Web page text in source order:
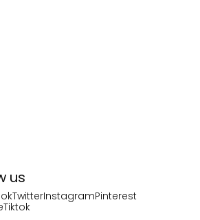
us
TwitterInstagramPinterest
Tiktok